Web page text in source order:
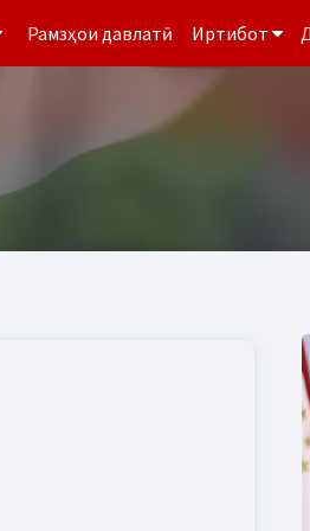
Рамзҳои давлатӣ Иртибот